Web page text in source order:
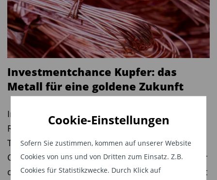
Cookie-Einstellungen
Sofern Sie zustimmen, kommen auf unserer Website
Cookies von uns und von Dritten zum Einsatz. Z.B.
Cookies für Statistikzwecke. Durch Klick auf
Investmentchance Kupfer: das
Metall für eine goldene Zukunft
In der dreiteiligen Serie beleuchtet Finanz- und
Rohstoffexperte Tim Bröning im Auftrag von
TiAM FundResearch die Hintergründe und
Chancen für Investoren. Teil 1: Warum Kupfer für
die Elektrifizierung der Welt so dringend benötigt